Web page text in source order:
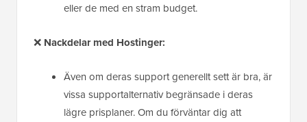
eller de med en stram budget.
❌ Nackdelar med Hostinger:
Även om deras support generellt sett är bra, är
vissa supportalternativ begränsade i deras
lägre prisplaner. Om du förväntar dig att